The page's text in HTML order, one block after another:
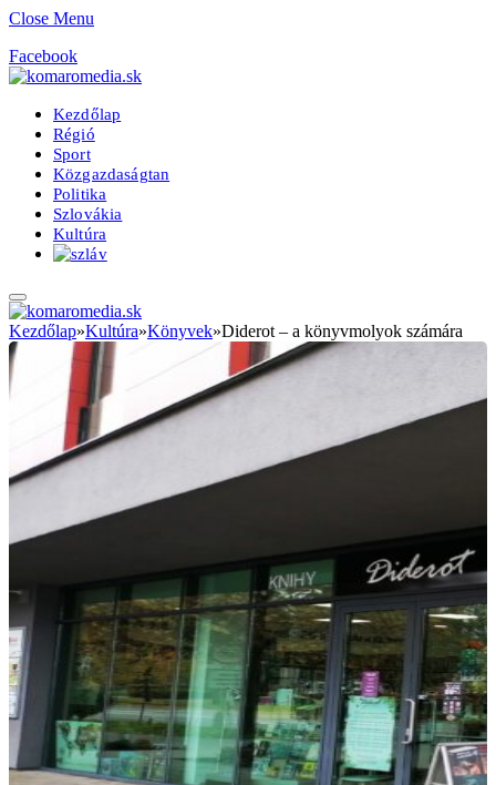
Close Menu
Facebook
Kezdőlap
Régió
Sport
Közgazdaságtan
Politika
Szlovákia
Kultúra
Kezdőlap»Kultúra»Könyvek»Diderot – a könyvmolyok számára